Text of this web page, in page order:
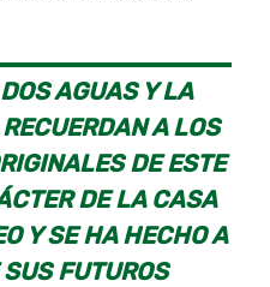
AGUAS Y LA
A LOS
DE ESTE
DE LA CASA
Y SE HA HECHO A
FUTUROS